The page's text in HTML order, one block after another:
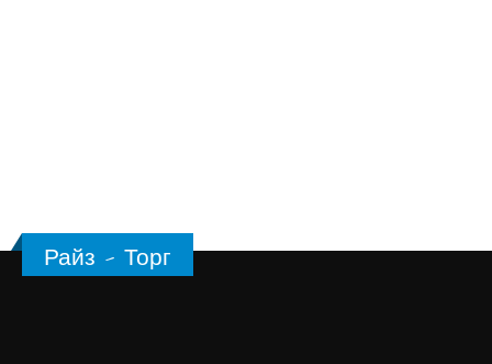
Райз - Торг